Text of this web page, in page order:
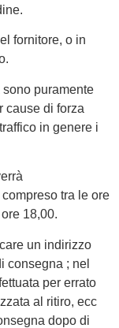
fornitore, o in
sono puramente
cause di forza
in genere i
tra le ore
18,00.
un indirizzo
consegna ; nel
per errato
al ritiro, ecc
dopo di